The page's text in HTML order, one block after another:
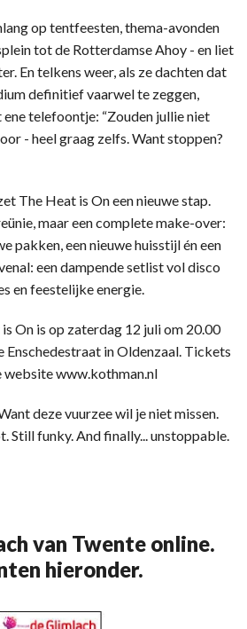
op tentfeesten, thema-avonden
tot de Rotterdamse Ahoy - en liet
En telkens weer, als ze dachten dat
definitief vaarwel te zeggen,
telefoontje: “Zouden jullie niet
- heel graag zelfs. Want stoppen?
The Heat is On een nieuwe stap.
maar een complete make-over:
pakken, een nieuwe huisstijl én een
een dampende setlist vol disco
en feestelijke energie.
On is op zaterdag 12 juli om 20.00
Enschedestraat in Oldenzaal. Tickets
www.kothman.nl
deze vuurzee wil je niet missen.
Still funky. And finally... unstoppable.
van Twente online.
hieronder.